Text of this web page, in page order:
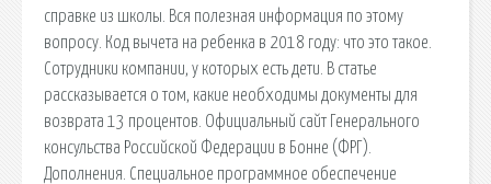
справке из школы. Вся полезная информация по этому
вопросу. Код вычета на ребенка в 2018 году: что это такое.
Сотрудники компании, у которых есть дети. В статье
рассказывается о том, какие необходимы документы для
возврата 13 процентов. Официальный сайт Генерального
консульства Российской Федерации в Бонне (ФРГ).
Дополнения. Специальное программное обеспечение